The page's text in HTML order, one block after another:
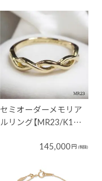
セミオーダーメモリア
ルリング【MR23/K1…
145,000円 (税抜)